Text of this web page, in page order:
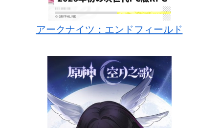
アークナイツ：エンドフィールド